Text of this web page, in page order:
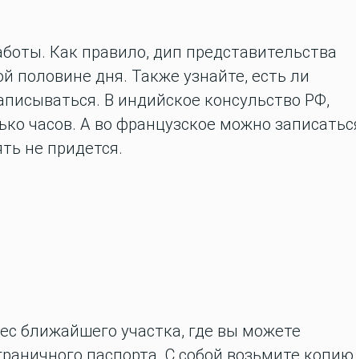
Как правило, дип представительства
половине дня. Также узнайте, есть ли
В индийское консульство РФ,
часов. А во французское можно
не придется.
ближайшего участка, где вы можете
паспорта. С собой возьмите копию,